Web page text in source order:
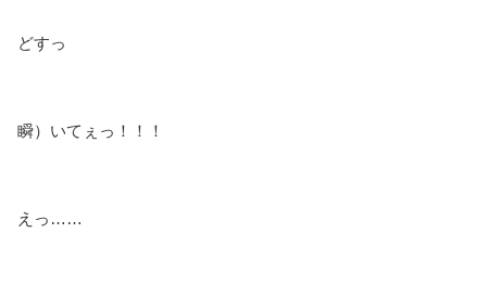
どすっ
瞬）いてぇっ！！！
えっ……